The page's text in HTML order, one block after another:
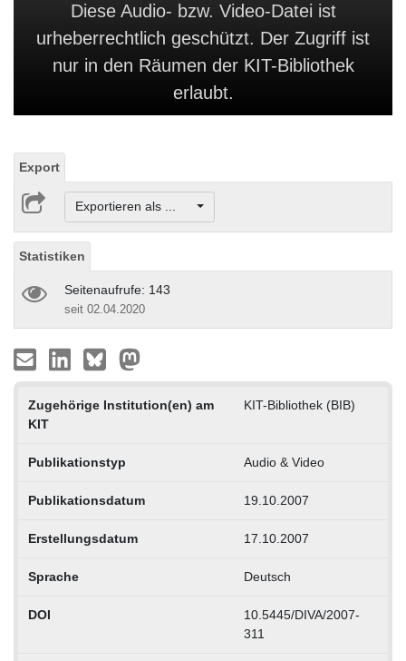
Diese Audio- bzw. Video-Datei ist
urheberrechtlich geschützt. Der Zugriff ist
nur in den Räumen der KIT-Bibliothek
erlaubt.
Export
Exportieren als ...
Statistiken
Seitenaufrufe: 143
seit 02.04.2020
Zugehörige Institution(en) am
KIT
KIT-Bibliothek (BIB)
Publikationstyp Audio & Video
Publikationsdatum 19.10.2007
Erstellungsdatum 17.10.2007
Sprache Deutsch
DOI
10.5445/DIVA/2007-
311